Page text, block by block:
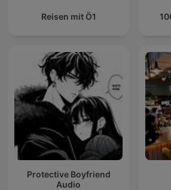
Reisen mit Ö1
Protective Boyfriend
Audio